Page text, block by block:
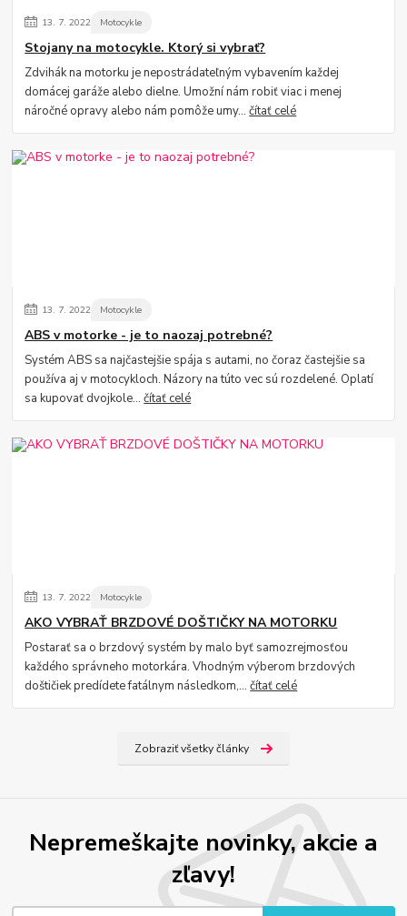
13. 7. 2022 Motocykle
Stojany na motocykle. Ktorý si vybrať?
Zdvihák na motorku je nepostrádateľným vybavením každej
domácej garáže alebo dielne. Umožní nám robiť viac i menej
náročné opravy alebo nám pomôže umy...čítať celé
13. 7. 2022 Motocykle
ABS v motorke - je to naozaj potrebné?
Systém ABS sa najčastejšie spája s autami, no čoraz častejšie sa
používa aj v motocykloch. Názory na túto vec sú rozdelené. Oplatí
sa kupovať dvojkole...čítať celé
13. 7. 2022 Motocykle
AKO VYBRAŤ BRZDOVÉ DOŠTIČKY NA MOTORKU
Postarať sa o brzdový systém by malo byť samozrejmosťou
každého správneho motorkára. Vhodným výberom brzdových
doštičiek predídete fatálnym následkom,...čítať celé
Zobraziť všetky články
Nepremeškajte novinky, akcie a
zľavy!